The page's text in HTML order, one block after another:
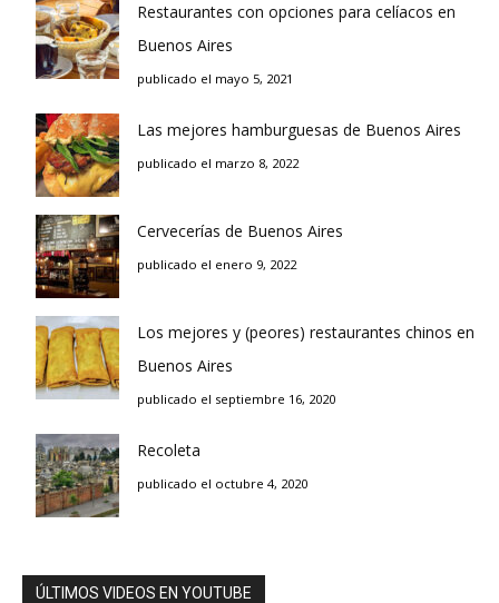
Restaurantes con opciones para celíacos en
Buenos Aires
publicado el mayo 5, 2021
Las mejores hamburguesas de Buenos Aires
publicado el marzo 8, 2022
Cervecerías de Buenos Aires
publicado el enero 9, 2022
Los mejores y (peores) restaurantes chinos en
Buenos Aires
publicado el septiembre 16, 2020
Recoleta
publicado el octubre 4, 2020
ÚLTIMOS VIDEOS EN YOUTUBE